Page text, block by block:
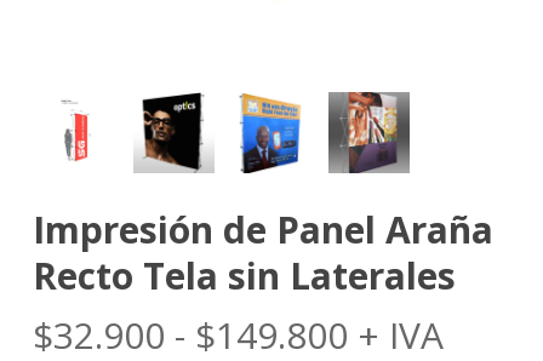
Impresión de Panel Araña
Recto Tela sin Laterales
$32.900 - $149.800Rango
+ IVA